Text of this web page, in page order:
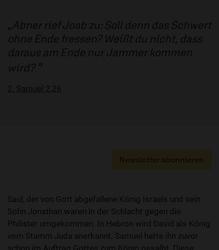
Abner rief Joab zu: Soll denn das Schwert
ohne Ende fressen? Weißt du nicht, dass
daraus am Ende nur Jammer kommen
wird?
2. Samuel 2,26
Newsletter abonnieren
Saul, der von Gott abgefallene König Israels und sein
Sohn Jonathan waren in der Schlacht gegen die
Philister umgekommen. In Hebron wird David als König
vom Stamm Juda anerkannt. Samuel hatte ihn zuvor
schon im Auftrag Gottes zum König gesalbt. Diese